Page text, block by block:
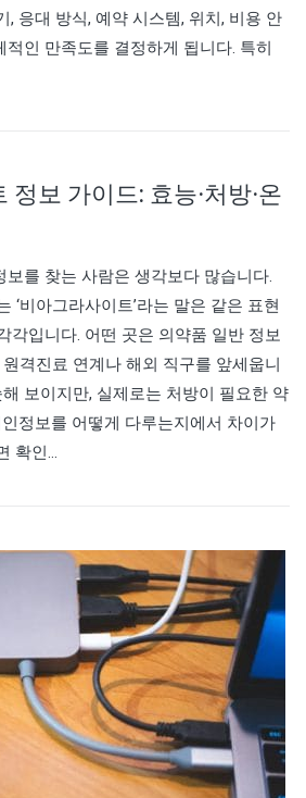
, 응대 방식, 예약 시스템, 위치, 비용 안
인 만족도를 결정하게 됩니다. 특히
정보 가이드: 효능·처방·온
보를 찾는 사람은 생각보다 많습니다.
‘비아그라사이트’라는 말은 같은 표현
각입니다. 어떤 곳은 의약품 일반 정보
격진료 연계나 해외 직구를 앞세웁니
보이지만, 실제로는 처방이 필요한 약
정보를 어떻게 다루는지에서 차이가
확인…